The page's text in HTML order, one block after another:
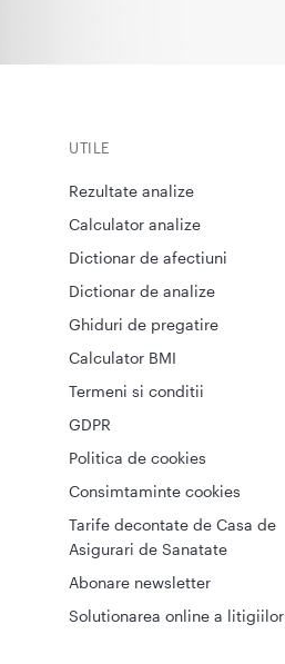
UTILE
Rezultate analize
Calculator analize
Dictionar de afectiuni
Dictionar de analize
Ghiduri de pregatire
Calculator BMI
Termeni si conditii
GDPR
Politica de cookies
Consimtaminte cookies
Tarife decontate de Casa de
Asigurari de Sanatate
Abonare newsletter
Solutionarea online a litigiilor